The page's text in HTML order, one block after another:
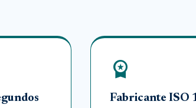
workspace_premium
Fabricante ISO